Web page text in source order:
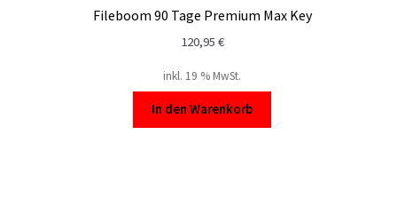
Fileboom 90 Tage Premium Max Key
120,95 €
inkl. 19 % MwSt.
In den Warenkorb